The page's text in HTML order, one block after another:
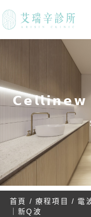
𝗖𝗲𝗹𝗹𝗶𝗻𝗲𝘄
首頁 /療程項目 / 電
｜新Q波